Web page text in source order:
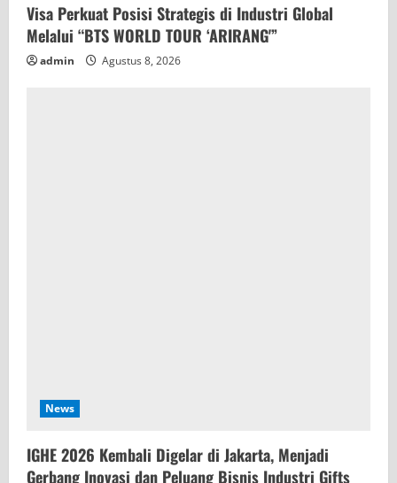
Visa Perkuat Posisi Strategis di Industri Global
Melalui “BTS WORLD TOUR ‘ARIRANG'”
admin Agustus 8, 2026
News
IGHE 2026 Kembali Digelar di Jakarta, Menjadi
Gerbang Inovasi dan Peluang Bisnis Industri Gifts